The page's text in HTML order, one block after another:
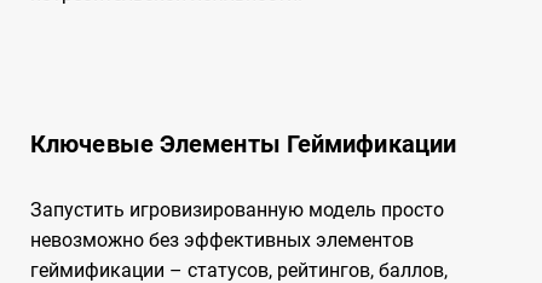
Ключевые Элементы Геймификации
Запустить игровизированную модель просто
невозможно без эффективных элементов
геймификации – статусов, рейтингов, баллов,